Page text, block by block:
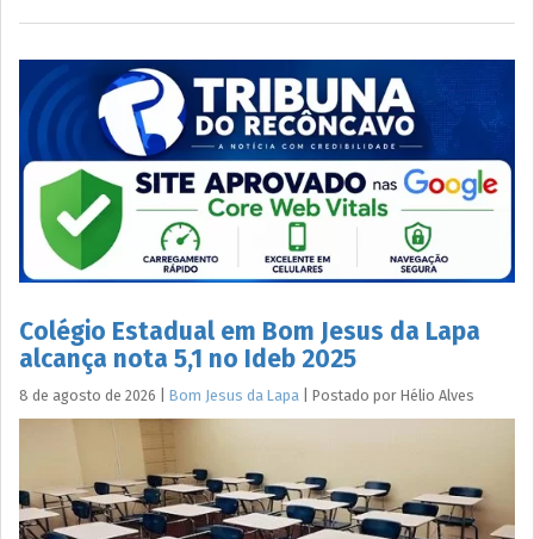
Colégio Estadual em Bom Jesus da Lapa
alcança nota 5,1 no Ideb 2025
8 de agosto de 2026 Bom Jesus da Lapa Postado por Hélio Alves